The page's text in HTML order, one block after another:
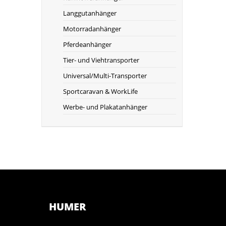
Langgutanhänger
Motorradanhänger
Pferdeanhänger
Tier- und Viehtransporter
Universal/Multi-Transporter
Sportcaravan & WorkLife
Werbe- und Plakatanhänger
HUMER